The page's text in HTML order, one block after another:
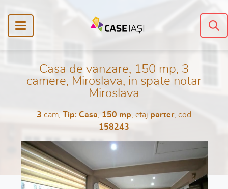
Casa de vanzare, 150 mp, 3
camere, Miroslava, in spate notar
Miroslava
3 cam, Tip: Casa 150 mp , etaj parter, cod
158243